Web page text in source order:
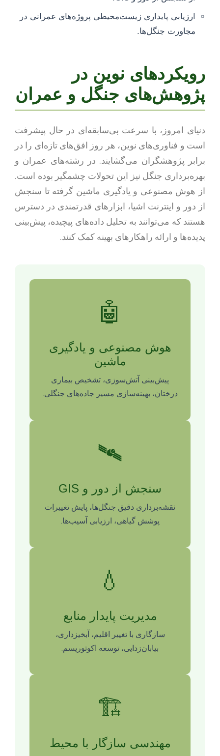
ارزیابی پایداری زیست‌محیطی پروژه‌های عمرانی در
مجاورت جنگل‌ها.
رویکردهای نوین در
پژوهش‌های جنگل و عمران
دنیای امروز، با سرعت بی‌سابقه‌ای در حال پیشرفت
است و فناوری‌های نوین، هر روز افق‌های تازه‌ای را در
برابر پژوهشگران می‌گشایند. در رشته‌های عمران و
بهره‌برداری جنگل نیز این تحولات چشمگیر بوده است.
از هوش مصنوعی و یادگیری ماشین گرفته تا سنجش
از دور و اینترنت اشیا، ابزارهای قدرتمندی در دسترس
هستند که می‌توانند به تحلیل داده‌های پیچیده، پیش‌بینی
پدیده‌ها و ارائه راهکارهای بهینه کمک کنند.
🤖
هوش مصنوعی و یادگیری
ماشین
پیش‌بینی آتش‌سوزی، تشخیص بیماری
درختان، بهینه‌سازی مسیر جاده‌های جنگلی.
🛰️
سنجش از دور و GIS
نقشه‌برداری دقیق جنگل‌ها، پایش تغییرات
پوشش گیاهی، ارزیابی آسیب‌ها.
💧
مدیریت پایدار منابع
سازگاری با تغییر اقلیم، آبخیزداری،
بیابان‌زدایی، توسعه اکوتوریسم.
🏗️
مهندسی سازگار با محیط